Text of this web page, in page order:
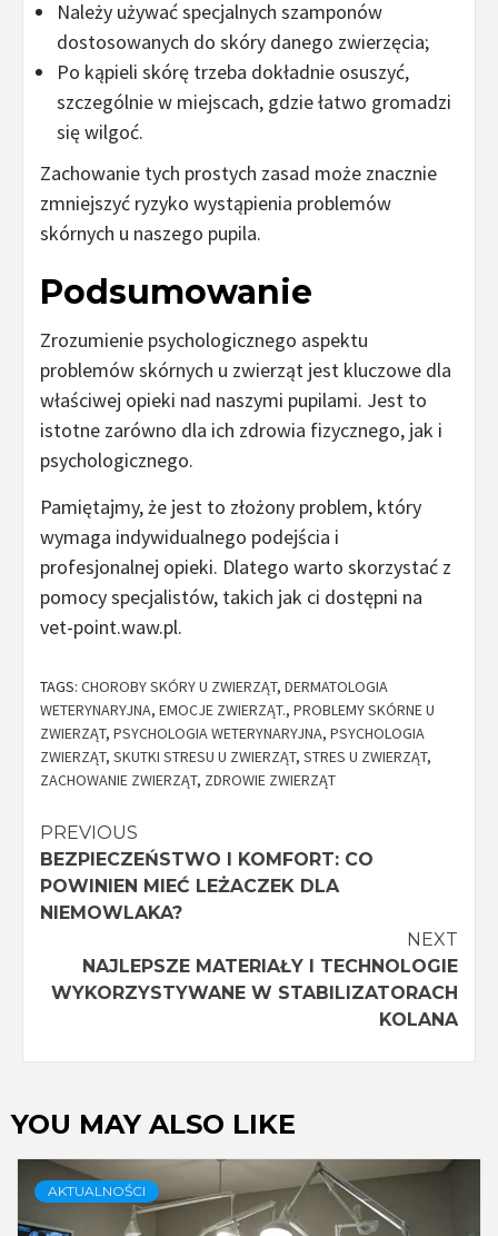
Należy używać specjalnych szamponów
dostosowanych do skóry danego zwierzęcia;
Po kąpieli skórę trzeba dokładnie osuszyć,
szczególnie w miejscach, gdzie łatwo gromadzi
się wilgoć.
Zachowanie tych prostych zasad może znacznie
zmniejszyć ryzyko wystąpienia problemów
skórnych u naszego pupila.
Podsumowanie
Zrozumienie psychologicznego aspektu
problemów skórnych u zwierząt jest kluczowe dla
właściwej opieki nad naszymi pupilami. Jest to
istotne zarówno dla ich zdrowia fizycznego, jak i
psychologicznego.
Pamiętajmy, że jest to złożony problem, który
wymaga indywidualnego podejścia i
profesjonalnej opieki. Dlatego warto skorzystać z
pomocy specjalistów, takich jak ci dostępni na
vet-point.waw.pl.
TAGS: CHOROBY SKÓRY U ZWIERZĄT, DERMATOLOGIA
WETERYNARYJNA, EMOCJE ZWIERZĄT., PROBLEMY SKÓRNE U
ZWIERZĄT, PSYCHOLOGIA WETERYNARYJNA, PSYCHOLOGIA
ZWIERZĄT, SKUTKI STRESU U ZWIERZĄT, STRES U ZWIERZĄT,
ZACHOWANIE ZWIERZĄT, ZDROWIE ZWIERZĄT
Continue
Reading
PREVIOUS
BEZPIECZEŃSTWO I KOMFORT: CO
POWINIEN MIEĆ LEŻACZEK DLA
NIEMOWLAKA?
NEXT
NAJLEPSZE MATERIAŁY I TECHNOLOGIE
WYKORZYSTYWANE W STABILIZATORACH
KOLANA
YOU MAY ALSO LIKE
AKTUALNOŚCI